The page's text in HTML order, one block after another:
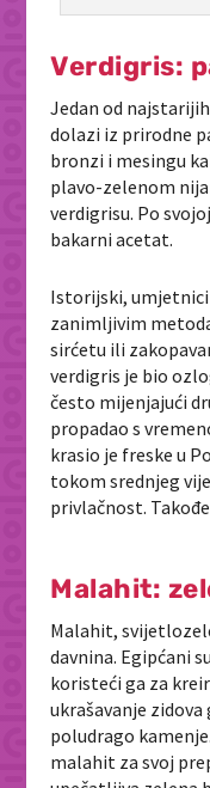
Verdigris:
Jedan od
dolazi iz prirodne
bronzi i mesingu
plavo-zelenom
verdigrisu. Po
bakarni acetat.
Istorijski,
zanimljivim
sirćetu ili
verdigris je bio
često mijenjajući
propadao s
krasio je freske u
tokom srednjeg
privlačnost.
Malahit:
Malahit,
davnina. Egipćani
koristeći ga za
ukrašavanje
poludrago
malahit za svoj